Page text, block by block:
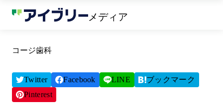
メディア
コージ歯科
Twitter Facebook LINE
ブックマーク
Pinterest